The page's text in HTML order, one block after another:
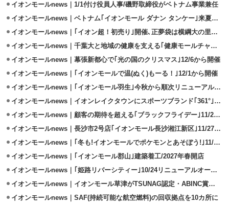
イオンモールnews｜1/1付け役員人事/磯野取締役がベトナム事業兼任
イオンモールnews｜ベトナム｢イオンモール ダナン タンケー｣来夏オープン
イオンモールnews｜｢イオン超！初売り｣開催､正夢袋は横綱大の里との体験
イオンモールnews｜千葉大と地域の健康を支える｢健康モールチャレンジ｣開始
イオンモールnews｜幕張新都心で｢光の国のクリスマス｣12/6から開催
イオンモールnews｜｢イオンモールで温(ぬく)もーる！｣12/1から開催
イオンモールnews｜｢イオンモール羽生｣今秋から順次リニューアルオープン
イオンモールnews｜イオンレイクタウンにスポーツブランド｢361°｣1号店出店
イオンモールnews｜顧客の期待を超える｢ブラックフライデー｣11/20から開催
イオンモールnews｜長沙市2号店｢イオンモール長沙湘江新区｣11/27開業
イオンモールnews｜｢冬も!イオンモールでポケモンとあそぼう!｣11/1開催
イオンモールnews｜｢イオンモール郡山｣建築着工/2027年春開店
イオンモールnews｜｢姫路リバーシティー｣10/24リニューアルオープン
イオンモールnews｜イオンモール草津がTSUNAG認定・ABINC賞受賞
イオンモールnews｜SAF(持続可能な航空燃料)の回収拠点を10カ所に